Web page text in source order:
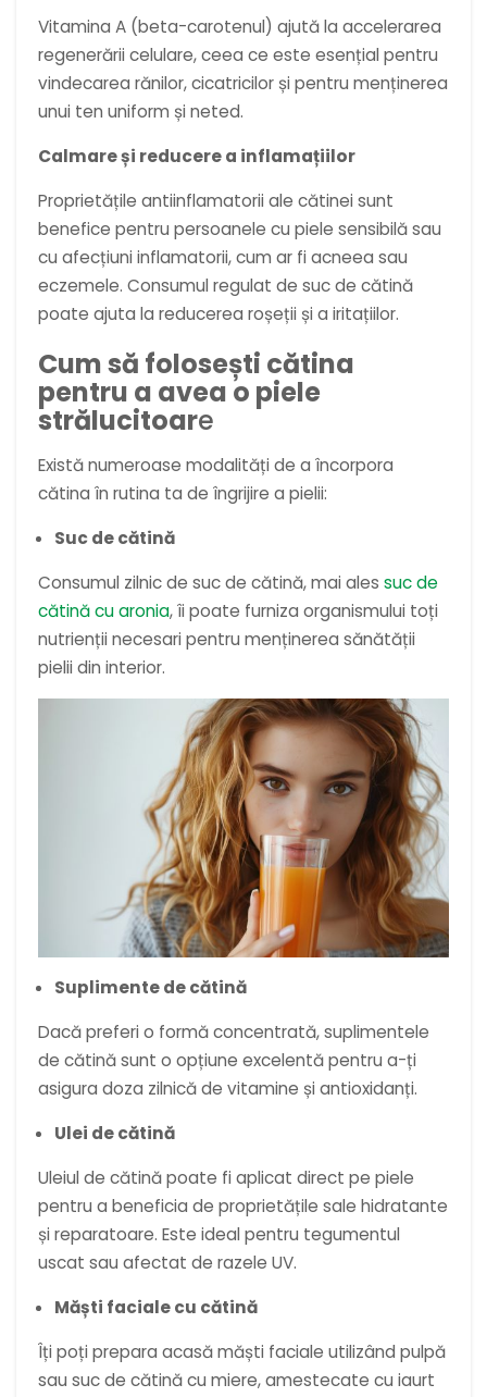
Vitamina A (beta-carotenul) ajută la accelerarea
regenerării celulare, ceea ce este esențial pentru
vindecarea rănilor, cicatricilor și pentru menținerea
unui ten uniform și neted.
Calmare și reducere a inflamațiilor
Proprietățile antiinflamatorii ale cătinei sunt
benefice pentru persoanele cu piele sensibilă sau
cu afecțiuni inflamatorii, cum ar fi acneea sau
eczemele. Consumul regulat de suc de cătină
poate ajuta la reducerea roșeții și a iritațiilor.
Cum să folosești cătina
pentru a avea o piele
strălucitoare
Există numeroase modalități de a încorpora
cătina în rutina ta de îngrijire a pielii:
Suc de cătină
Consumul zilnic de suc de cătină, mai ales suc de
cătină cu aronia, îi poate furniza organismului toți
nutrienții necesari pentru menținerea sănătății
pielii din interior.
Suplimente de cătină
Dacă preferi o formă concentrată, suplimentele
de cătină sunt o opțiune excelentă pentru a-ți
asigura doza zilnică de vitamine și antioxidanți.
Ulei de cătină
Uleiul de cătină poate fi aplicat direct pe piele
pentru a beneficia de proprietățile sale hidratante
și reparatoare. Este ideal pentru tegumentul
uscat sau afectat de razele UV.
Măști faciale cu cătină
Îți poți prepara acasă măști faciale utilizând pulpă
sau suc de cătină cu miere, amestecate cu iaurt